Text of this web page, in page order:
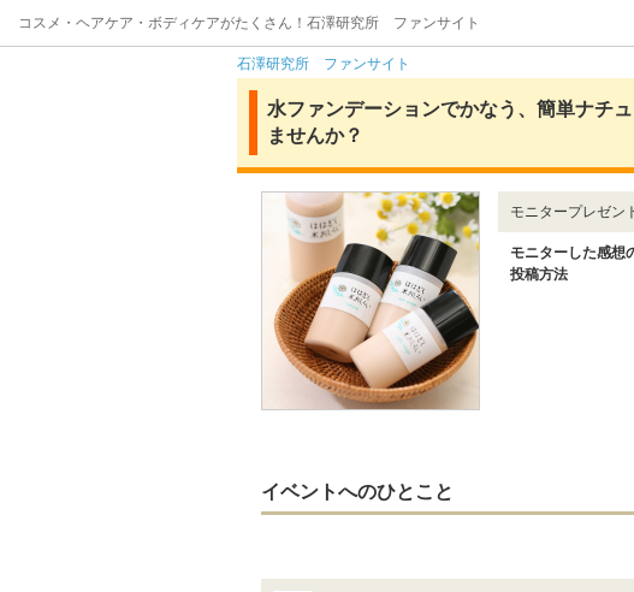
コスメ・ヘアケア・ボディケアがたくさん！石澤研究所 ファンサイト
石澤研究所 ファンサイト
水ファンデーションでかなう、簡単ナチ
ませんか？
モニタープレゼン
モニターした感想
投稿方法
イベントへのひとこと